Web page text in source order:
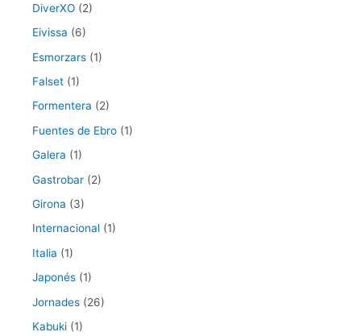
DiverXO (2)
Eivissa (6)
Esmorzars (1)
Falset (1)
Formentera (2)
Fuentes de Ebro (1)
Galera (1)
Gastrobar (2)
Girona (3)
Internacional (1)
Italia (1)
Japonés (1)
Jornades (26)
Kabuki (1)